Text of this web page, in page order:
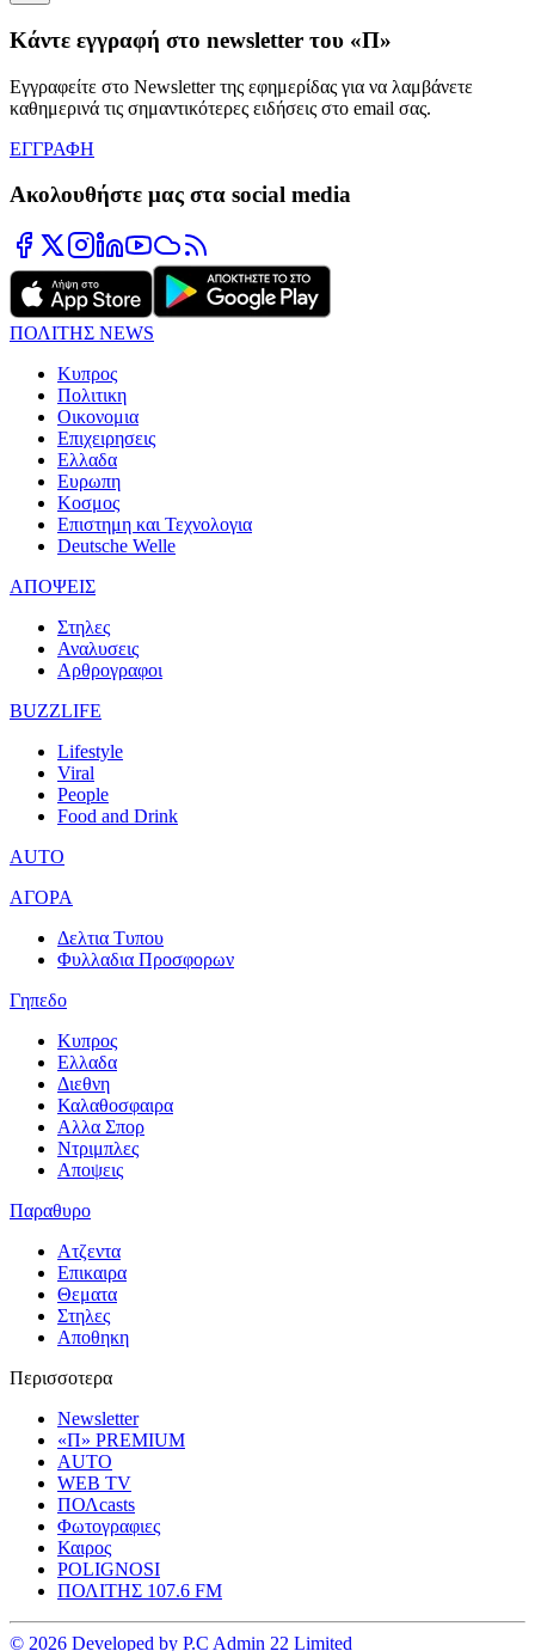
Κάντε εγγραφή στο newsletter του «Π»
Εγγραφείτε στο Newsletter της εφημερίδας για να λαμβάνετε
καθημερινά τις σημαντικότερες ειδήσεις στο email σας.
ΕΓΓΡΑΦΗ
Ακολουθήστε μας στα social media
ΠΟΛΙΤΗΣ NEWS
Κυπρος
Πολιτικη
Οικονομια
Επιχειρησεις
Ελλαδα
Ευρωπη
Κοσμος
Επιστημη και Τεχνολογια
Deutsche Welle
ΑΠΟΨΕΙΣ
Στηλες
Αναλυσεις
Αρθρογραφοι
BUZZLIFE
Lifestyle
Viral
People
Food and Drink
AUTO
ΑΓΟΡΑ
Δελτια Τυπου
Φυλλαδια Προσφορων
Γηπεδο
Κυπρος
Ελλαδα
Διεθνη
Καλαθοσφαιρα
Αλλα Σπορ
Ντριμπλες
Αποψεις
Παραθυρο
Ατζεντα
Επικαιρα
Θεματα
Στηλες
Αποθηκη
Περισσοτερα
Newsletter
«Π» PREMIUM
AUTO
WEB TV
ΠΟΛcasts
Φωτογραφιες
Καιρος
POLIGNOSI
ΠΟΛΙΤΗΣ 107.6 FM
© 2026 Developed by P.C Admin 22 Limited